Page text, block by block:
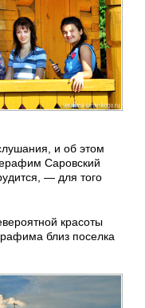
и об этом
Саровский
— для того
красоты
близ поселка